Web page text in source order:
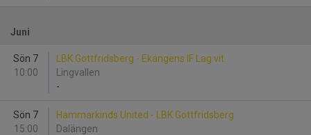
Juni
Sön 7
10:00
LBK Gottfridsberg - Ekängens IF Lag vit
Lingvallen
-
Sön 7
15:00
Hammarkinds United - LBK Gottfridsberg
Dalängen